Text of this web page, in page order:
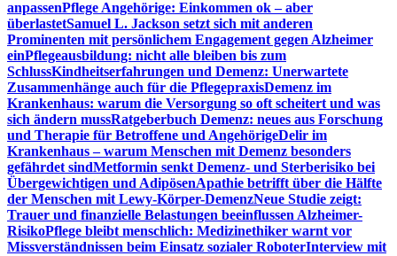
anpassenPflege Angehörige: Einkommen ok – aber
überlastetSamuel L. Jackson setzt sich mit anderen
Prominenten mit persönlichem Engagement gegen Alzheimer
einPflegeausbildung: nicht alle bleiben bis zum
SchlussKindheitserfahrungen und Demenz: Unerwartete
Zusammenhänge auch für die PflegepraxisDemenz im
Krankenhaus: warum die Versorgung so oft scheitert und was
sich ändern mussRatgeberbuch Demenz: neues aus Forschung
und Therapie für Betroffene und AngehörigeDelir im
Krankenhaus – warum Menschen mit Demenz besonders
gefährdet sindMetformin senkt Demenz- und Sterberisiko bei
Übergewichtigen und AdipösenApathie betrifft über die Hälfte
der Menschen mit Lewy-Körper-DemenzNeue Studie zeigt:
Trauer und finanzielle Belastungen beeinflussen Alzheimer-
RisikoPflege bleibt menschlich: Medizinethiker warnt vor
Missverständnissen beim Einsatz sozialer RoboterInterview mit